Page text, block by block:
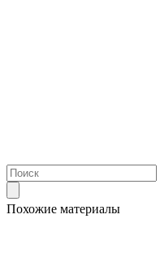
Похожие материалы